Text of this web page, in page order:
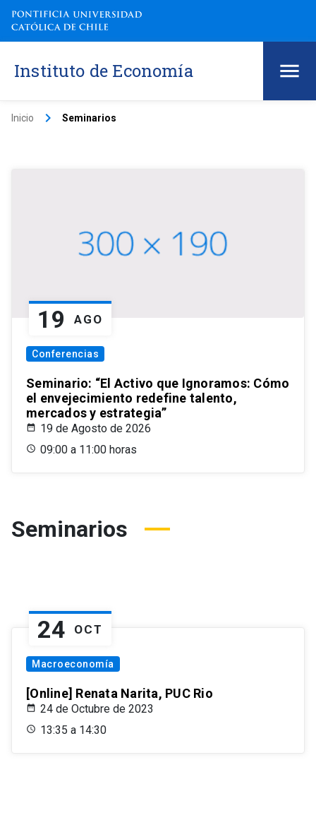
Instituto de Economía
Inicio keyboard_arrow_right Seminarios
19 AGO
Conferencias
Seminario: “El Activo que Ignoramos: Cómo
el envejecimiento redefine talento,
mercados y estrategia”
19 de Agosto de 2026
09:00 a 11:00 horas
Seminarios
24 OCT
Macroeconomía
[Online] Renata Narita, PUC Rio
24 de Octubre de 2023
13:35 a 14:30